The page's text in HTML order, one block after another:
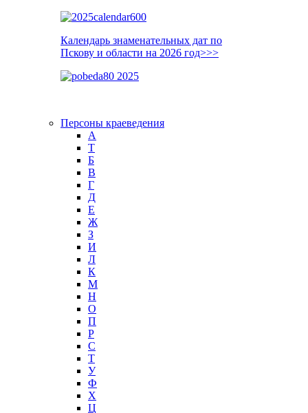
Календарь знаменательных дат по
Пскову и области на 2026 год>>>
Персоны краеведения
А
T
Б
В
Г
Д
Е
Ж
З
И
Л
К
М
Н
О
П
Р
С
Т
У
Ф
Х
Ц